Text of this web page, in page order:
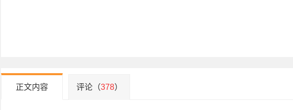
正文内容 评论（378）